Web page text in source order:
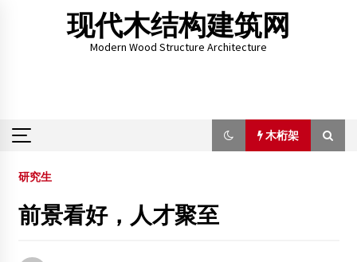
现代木结构建筑网
Modern Wood Structure Architecture
木桁架
木桁架
“未来之家2013”——体验森林式呼吸
研究生
前景看好，人才聚至